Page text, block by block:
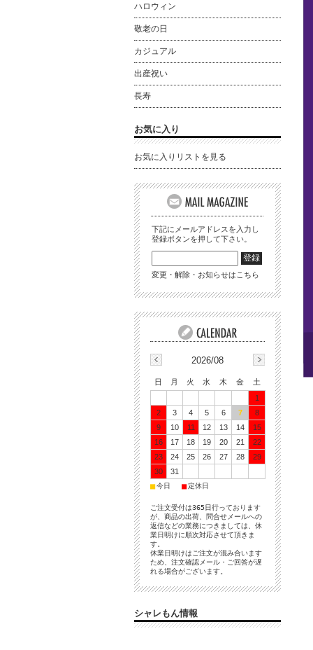
ハロウィン
敬老の日
カジュアル
出産祝い
長寿
お気に入り
お気に入りリストを見る
下記にメールアドレスを入力し
登録ボタンを押して下さい。
変更・解除・お知らせはこちら
2026/08
日 月 火 水 木 金
土
1
2
3 4 5 6 7
8
9
10 11 12 13 14
15
16
17 18 19 20 21
22
23
24 25 26 27 28
29
30
31
■今日 ■定休日
ご注文受付は365日行っております
が、商品の出荷、問合せメールへの
返信などの業務につきましては、休
業日明けに順次対応させて頂きま
す。
休業日明けはご注文が混み合います
ため、注文確認メール・ご回答が遅
れる場合がございます。
シャレもん情報